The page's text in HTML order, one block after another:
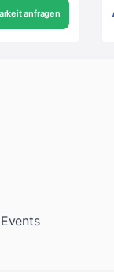
anfragen